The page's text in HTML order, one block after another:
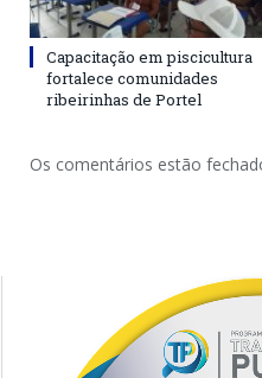
Capacitação em piscicultura
fortalece comunidades
ribeirinhas de Portel
Os comentários estão